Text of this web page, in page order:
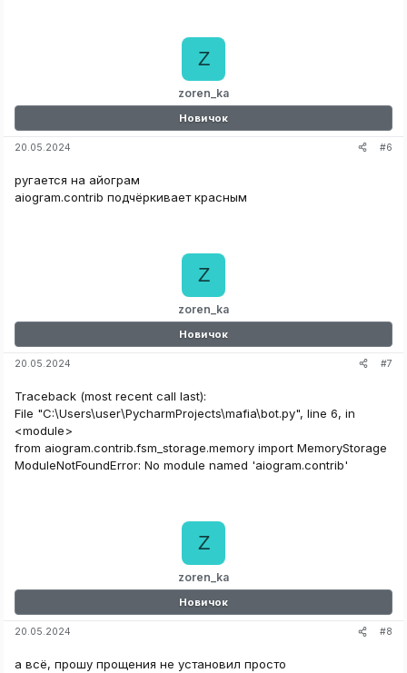
Рабочая ссылка на Telegram Bot Mafia
zoren_ka
Z
Новичок
20.05.2024 #6
ругается на айограм
aiogram.contrib подчёркивает красным
zoren_ka
Z
Новичок
20.05.2024 #7
Traceback (most recent call last):
File "C:\Users\user\PycharmProjects\mafia\bot.py", line 6, in
<module>
from aiogram.contrib.fsm_storage.memory import MemoryStorage
ModuleNotFoundError: No module named 'aiogram.contrib'
zoren_ka
Z
Новичок
20.05.2024 #8
а всё, прошу прощения не установил просто